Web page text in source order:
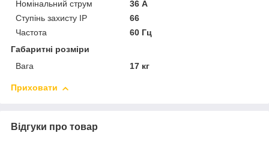
Номінальний струм
36 А
Ступінь захисту IP
66
Частота
60 Гц
Габаритні розміри
Вага
17 кг
Приховати
Відгуки про товар